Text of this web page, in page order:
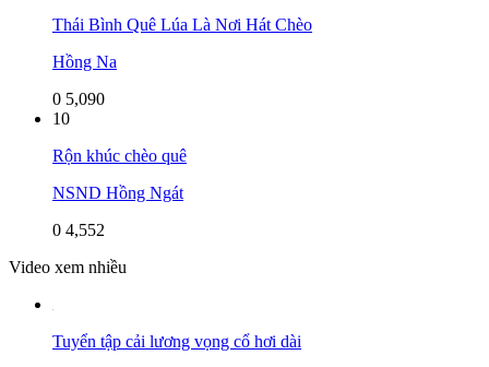
Thái Bình Quê Lúa Là Nơi Hát Chèo
Hồng Na
0 5,090
10
Rộn khúc chèo quê
NSND Hồng Ngát
0 4,552
Video xem nhiều
Tuyển tập cải lương vọng cổ hơi dài